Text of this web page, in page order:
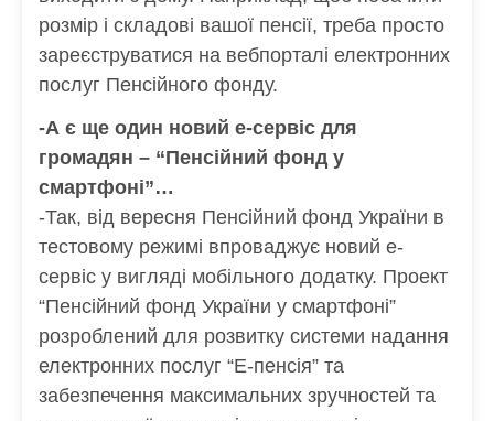
розмір і складові вашої пенсії, треба просто
зареєструватися на вебпорталі електронних
послуг Пенсійного фонду.
-А є ще один новий е-сервіс для
громадян – “Пенсійний фонд у
смартфоні”…
-Так, від вересня Пенсійний фонд України в
тестовому режимі впроваджує новий е-
сервіс у вигляді мобільного додатку. Проект
“Пенсійний фонд України у смартфоні”
розроблений для розвитку системи надання
електронних послуг “Е-пенсія” та
забезпечення максимальних зручностей та